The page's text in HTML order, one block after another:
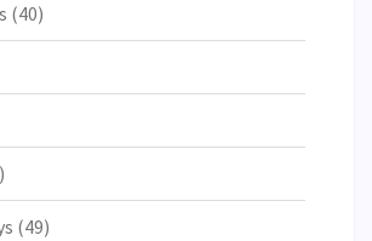
(40)
(49)